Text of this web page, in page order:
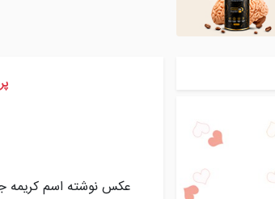
عکس نوشته اسم کریمه